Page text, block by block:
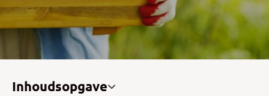
Inhoudsopgave